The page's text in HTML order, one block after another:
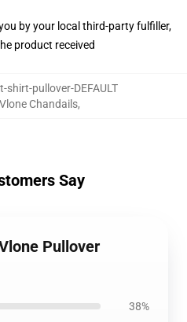
by your local third-party fulfiller,
product received
shirt-pullover-DEFAULT
Vlone Chandails,
Say
Pullover
38%